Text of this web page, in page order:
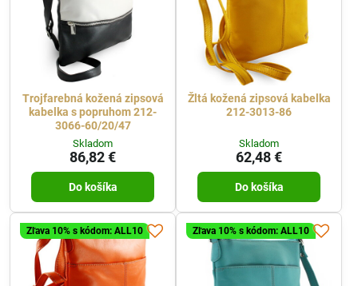
Trojfarebná kožená zipsová
kabelka s popruhom 212-
3066-60/20/47
Skladom
86,82 €
Do košíka
Žltá kožená zipsová kabelka
212-3013-86
Skladom
62,48 €
Do košíka
Zľava 10% s kódom: ALL10 Zľava 10% s kódom: ALL10